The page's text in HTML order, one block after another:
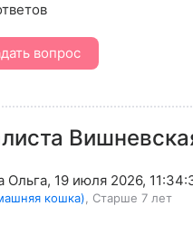
вопрос
Ольга, 19 июля 2026,
кошка) Старше 7 лет